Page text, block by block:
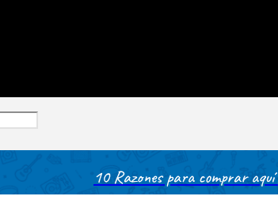
10 Razones para comprar aquí